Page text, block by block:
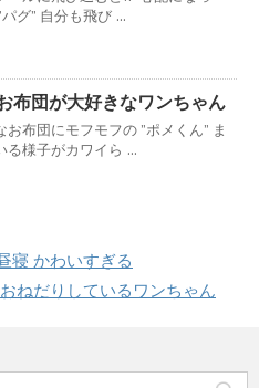
グ” 自分も飛び ...
布団が大好きなワンちゃん
布団にモフモフの ”ポメくん” ま
る様子がカワイら ...
寝 かわいすぎる
ねだりしているワンちゃん